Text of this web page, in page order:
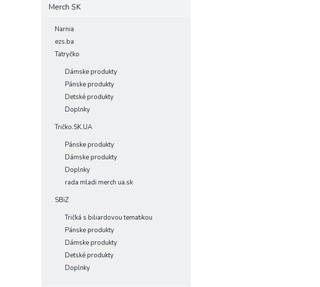
Merch SK
Narnia
ezs.ba
Tatryčko
Dámske produkty
Pánske produkty
Detské produkty
Doplnky
Tričko.SK.UA
Pánske produkty
Dámske produkty
Doplnky
rada mladi merch ua.sk
SBiZ
Tričká s biliardovou tematikou
Pánske produkty
Dámske produkty
Detské produkty
Doplnky